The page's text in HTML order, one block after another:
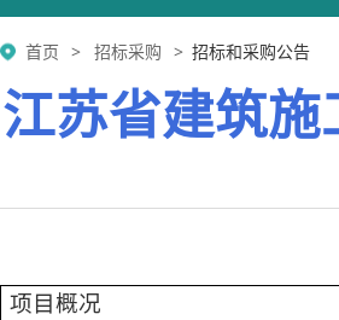
首页 招标采购 招标和采购公告
江苏省建筑
项目概况